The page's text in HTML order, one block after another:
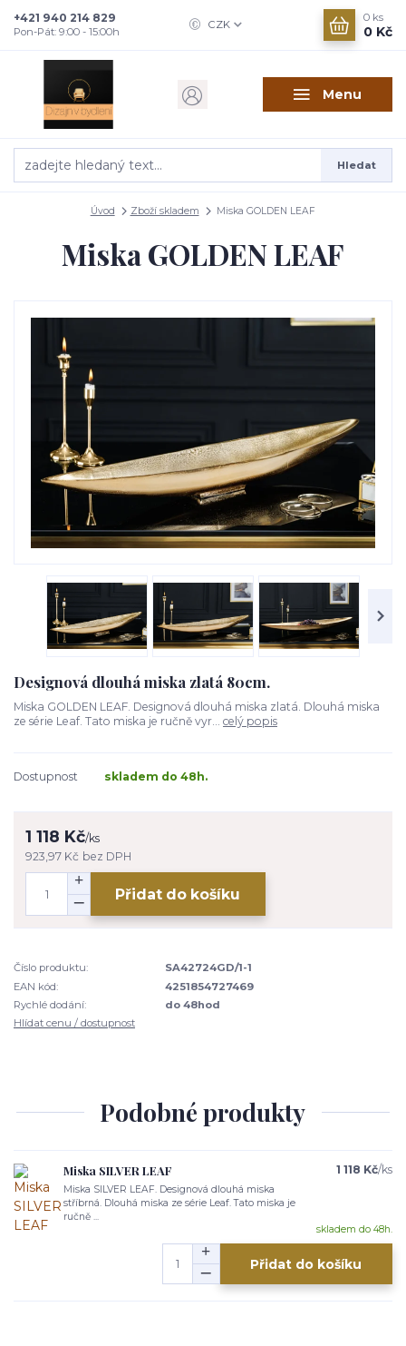
Menu
CZK
Hledat
+421 940 214 829
Pon-Pát: 9:00 - 15:00h
0 ks
0 Kč
Úvod Zboží skladem Miska GOLDEN LEAF
Miska GOLDEN LEAF
Designová dlouhá miska zlatá 80cm.
Miska GOLDEN LEAF. Designová dlouhá miska zlatá. Dlouhá miska
ze série Leaf. Tato miska je ručně vyr... celý popis
Dostupnost skladem do 48h.
1 118 Kč/ks
923,97 Kč bez DPH
Přidat do košíku
Číslo produktu:
SA42724GD/1-1
EAN kód:
4251854727469
Rychlé dodání:
do 48hod
Hlídat cenu / dostupnost
Podobné produkty
Miska SILVER LEAF
Miska SILVER LEAF. Designová dlouhá miska
stříbrná. Dlouhá miska ze série Leaf. Tato miska je
ručně ...
1 118 Kč/ks
skladem do 48h.
Přidat do košíku